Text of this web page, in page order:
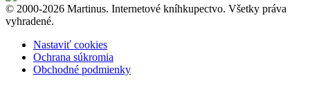
© 2000-2026 Martinus. Internetové kníhkupectvo. Všetky práva
vyhradené.
Nastaviť cookies
Ochrana súkromia
Obchodné podmienky